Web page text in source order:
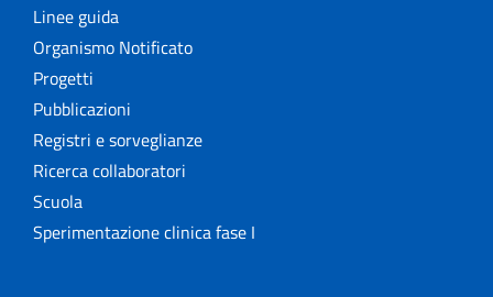
Linee guida
Organismo Notificato
Progetti
Pubblicazioni
Registri e sorveglianze
Ricerca collaboratori
Scuola
Sperimentazione clinica fase I